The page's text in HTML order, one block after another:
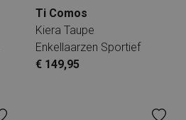
Ti Comos
Kiera Taupe
Enkellaarzen Sportief
€ 149,95